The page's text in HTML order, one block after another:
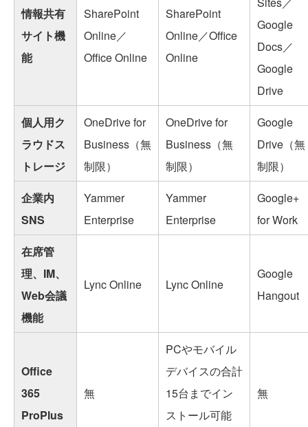
情報共有
サイト機
能
SharePoint
Online／
Office Online
SharePoint
Online／Office
Online
Google
Docs／
Google
Drive
個人用ク
ラウドス
トレージ
OneDrive for
Business（無
制限）
OneDrive for
Business（無
制限）
Google
Drive（無
制限）
企業内
SNS
Yammer
Enterprise
Yammer
Enterprise
Google+
for Work
在席管
理、IM、
Web会議
機能
Lync Online Lync Online
Google
Hangout
Office
365
ProPlus
無
PCやモバイル
デバイスの合計
15台までイン
ストール可能
無